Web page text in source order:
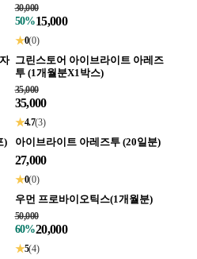
30,000
50%15,000
★0(0)
그린스토어 아이브라이트 아레즈
투 (1개월분X1박스)
35,000
35,000
★4.7(3)
) 아이브라이트 아레즈투 (20일분)
27,000
★0(0)
우먼 프로바이오틱스(1개월분)
50,000
60%20,000
★5(4)